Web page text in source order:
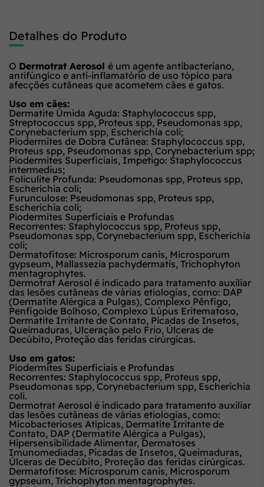
Detalhes do Produto
O Dermotrat Aerosol é um agente antibacteriano,
antifúngico e anti-inflamatório de uso tópico para
afecções cutâneas que acometem cães e gatos.
Uso em cães:
Dermatite Úmida Aguda: Staphylococcus spp,
Streptococcus spp,Proteus spp, Pseudomonas spp,
Corynebacteriumspp, Escherichia coli;
Piodermites de Dobra Cutânea: Staphylococcus spp,
Proteus spp, Pseudomonas spp, Corynebacterium spp;
Piodermites Superficiais, Impetigo: Staphylococcus
intermedius;
Foliculite Profunda: Pseudomonas spp, Proteus spp,
Escherichia coli;
Furunculose: Pseudomonas spp, Proteus spp,
Escherichia coli;
Piodermites Superficiais e Profundas
Recorrentes: Staphylococcus spp, Proteus spp,
Pseudomonas spp, Corynebacterium spp, Escherichia
coli;
Dermatofitose: Microsporum canis, Microsporum
gypseum, Mallassezia pachydermatis, Trichophyton
mentagrophytes.
Dermotrat Aerosol é indicado para tratamento auxiliar
das lesões cutâneas de várias etiologias, como: DAP
(Dermatite Alérgica a Pulgas), Complexo Pênfigo,
Penfigoide Bolhoso, Complexo Lúpus Eritematoso,
Dermatite Irritante de Contato, Picadas de Insetos,
Queimaduras, Ulceração pelo Frio, Úlceras de
Decúbito, Proteção das feridas cirúrgicas.
Uso em gatos:
Piodermites Superficiais e Profundas
Recorrentes: Staphylococcus spp, Proteus spp,
Pseudomonas spp, Corynebacterium spp, Escherichia
coli.
Dermotrat Aerosol é indicado para tratamento auxiliar
das lesões cutâneas de várias etiologias, como:
Micobacterioses Atípicas, Dermatite Irritante de
Contato, DAP (Dermatite Alérgica a Pulgas),
Hipersensibilidade Alimentar, Dermatoses
Imunomediadas, Picadas de Insetos, Queimaduras,
Úlceras de Decúbito, Proteção das feridas cirúrgicas.
Dermatofitose: Microsporum canis, Microsporum
gypseum, Trichophyton mentagrophytes.